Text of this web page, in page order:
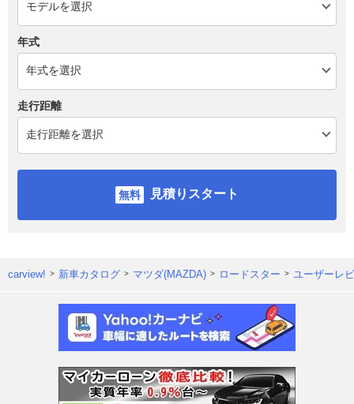
年式
走行距離
見積りスタート
carview! 新車カタログ マツダ(MAZDA) ロードスター ユーザーレ